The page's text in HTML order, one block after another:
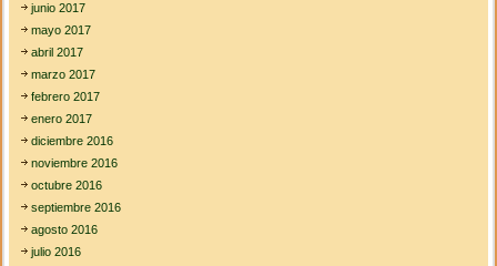
junio 2017
mayo 2017
abril 2017
marzo 2017
febrero 2017
enero 2017
diciembre 2016
noviembre 2016
octubre 2016
septiembre 2016
agosto 2016
julio 2016